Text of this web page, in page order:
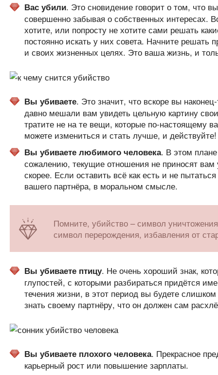
Вас убили. Это сновидение говорит о том, что
совершенно забывая о собственных интересах.
хотите, или попросту не хотите сами решать
постоянно искать у них совета. Начните
и своих жизненных целях. Это ваша жизнь, и
Вы убиваете. Это значит, что вскоре вы
давно мешали вам увидеть цельную картину
тратите не на те вещи, которые по-настоящему
можете измениться и стать лучше, и действуйте!
Вы убиваете любимого человека. В этом
сожалению, текущие отношения не приносят вам
скорее. Если оставить всё как есть и не
вашего партнёра, в моральном смысле.
Помните, убийство – символ
символ перерождения, избавления от
Вы убиваете птицу. Не очень хороший знак,
глупостей, с которыми разбираться придётся
течения жизни, в этот период вы будете
знать своему партнёру, что он должен сам
Вы убиваете плохого человека. Прекрасное
карьерный рост или повышение зарплаты.